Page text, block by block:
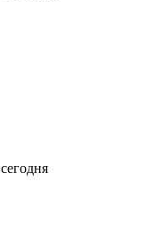
сегодня